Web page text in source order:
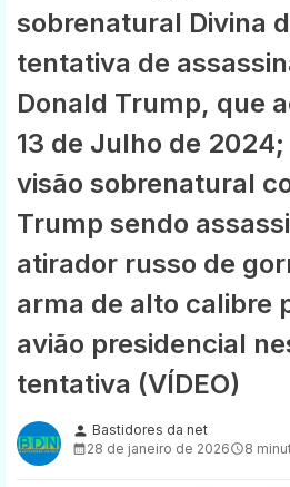
sobrenatural Divina
tentativa de
Donald Trump, que
13 de Julho de
visão sobrenatural
Trump sendo
atirador russo de
arma de alto calibre
avião presidencial
tentativa (VÍDEO)
person Bastidores da net
28 de janeiro de 2026
8